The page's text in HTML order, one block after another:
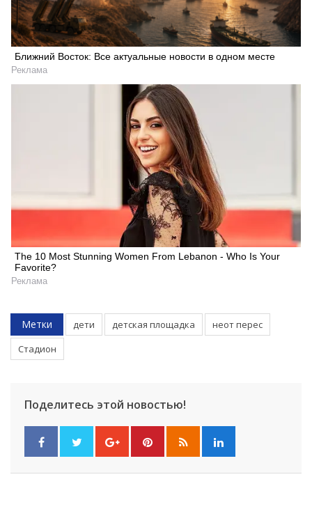
Ближний Восток: Все актуальные новости в одном месте
Реклама
The 10 Most Stunning Women From Lebanon - Who Is Your
Favorite?
Реклама
Метки дети детская площадка
неот перес
Стадион
Поделитесь этой новостью!